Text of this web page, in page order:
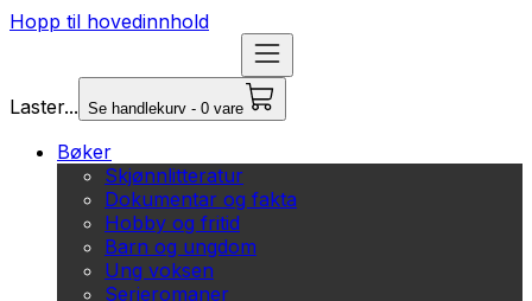
Hopp til hovedinnhold
Laster... Se handlekurv - 0 vare
Bøker
Skjønnlitteratur
Dokumentar og fakta
Hobby og fritid
Barn og ungdom
Ung voksen
Serieromaner